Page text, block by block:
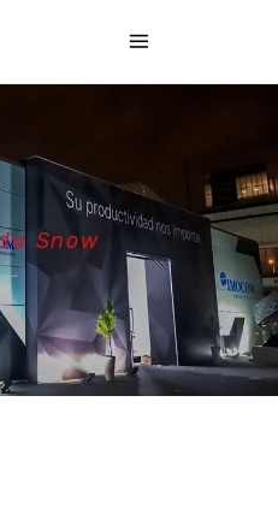
Snow